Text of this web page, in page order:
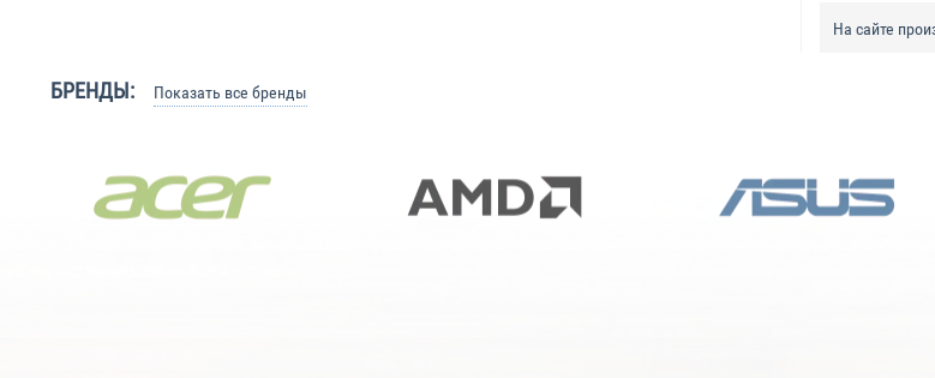
На сайте
БРЕНДЫ: Показать все бренды